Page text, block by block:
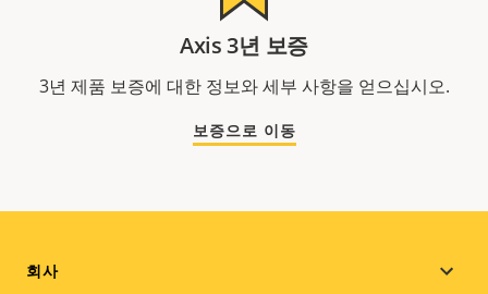
Axis 3년 보증
3년 제품 보증에 대한 정보와 세부 사항을 얻으십시오.
보증으로 이동
Footer
회사